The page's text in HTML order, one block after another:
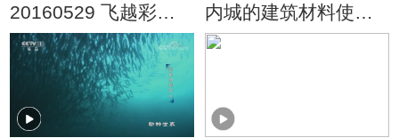
20160529 飞越彩虹
——勇士归来（下）
内城的建筑材料使用
不一样